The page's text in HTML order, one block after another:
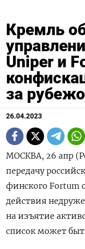
Кремль
Uniper и
за
26.04.2023
МОСКВА, 26 апр
передачу
финского Fortum
действия
на изъятие
список может